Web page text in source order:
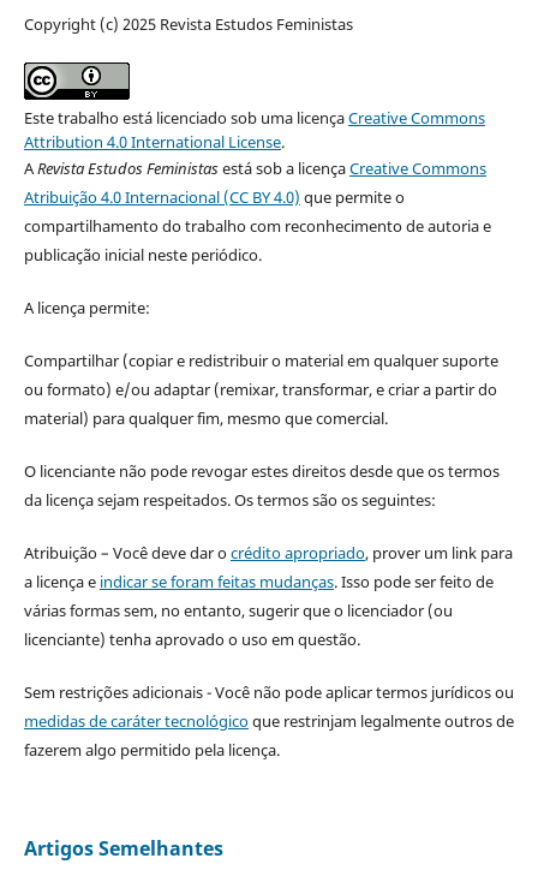
Copyright (c) 2025 Revista Estudos Feministas
Este trabalho está licenciado sob uma licençaCreative Commons
Attribution 4.0 International License.
ARevista Estudos Feministasestá sob a licençaCreative Commons
Atribuição 4.0 Internacional (CC BY 4.0) que permite o
compartilhamento do trabalho com reconhecimento de autoria e
publicação inicial neste periódico.
A licença permite:
Compartilhar (copiar e redistribuir o material em qualquer suporte
ou formato) e/ou adaptar (remixar, transformar, e criar a partir do
material) para qualquer fim, mesmo que comercial.
O licenciante não pode revogar estes direitos desde que os termos
da licença sejam respeitados. Os termos são os seguintes:
Atribuição – Você deve dar ocrédito apropriado, prover um link para
a licença e indicar se foram feitas mudanças. Isso pode ser feito de
várias formas sem, no entanto, sugerir que o licenciador (ou
licenciante) tenha aprovado o uso em questão.
Sem restrições adicionais - Você não pode aplicar termos jurídicos ou
medidas de caráter tecnológicoque restrinjam legalmente outros de
fazerem algo permitido pela licença.
Artigos Semelhantes